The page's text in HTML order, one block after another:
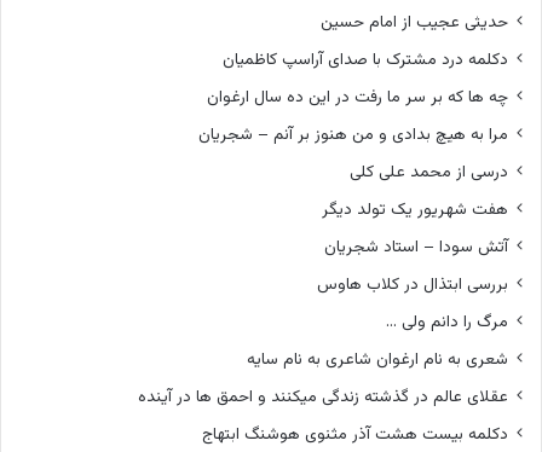
حدیثی عجیب از امام حسین
دکلمه درد مشترک با صدای آراسپ کاظمیان
چه ها که بر سر ما رفت در این ده سال ارغوان
مرا به هیچ بدادی و من هنوز بر آنم – شجریان
درسی از محمد علی کلی
هفت شهریور یک تولد دیگر
آتش سودا – استاد شجریان
بررسی ابتذال در کلاب هاوس
مرگ را دانم ولی …
شعری به نام ارغوان شاعری به نام سایه
عقلای عالم در گذشته زندگی میکنند و احمق ها در آینده
دکلمه بیست هشت آذر مثنوی هوشنگ ابتهاج